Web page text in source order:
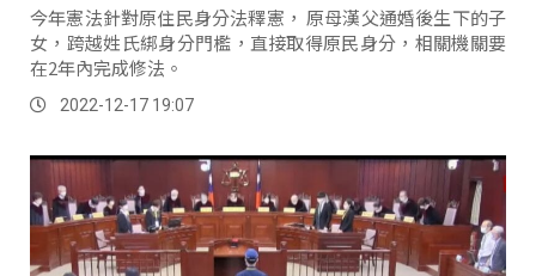
今年憲法針對原住民身分法釋憲， 原母漢父通婚後生下的子
女，跨越姓氏綁身分門檻，直接取得原民身分，相關機關要
在2年內完成修法。
2022-12-17 19:07